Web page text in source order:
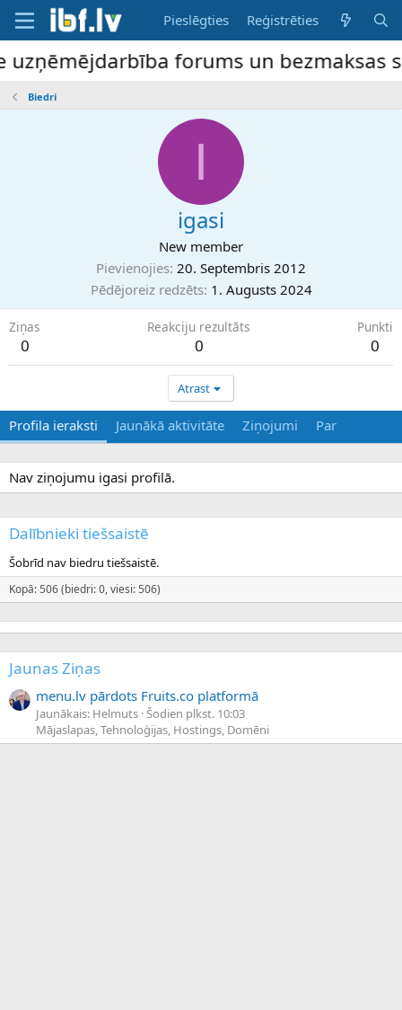
Pieslēgties Reģistrēties
forums un bezmaksas
Biedri
I
igasi
New member
Pievienojies 20. Septembris 2012
Pēdējoreiz redzēts 1. Augusts 2024
Ziņas
0
Reakciju rezultāts
0
Punkti
0
Atrast
Profila ieraksti Jaunākā aktivitāte Ziņojumi Par
Nav ziņojumu igasi profilā.
Dalībnieki tiešsaistē
Šobrīd nav biedru tiešsaistē.
Kopā: 506 (biedri: 0, viesi: 506)
Jaunas Ziņas
menu.lv pārdots Fruits.co platformā
Jaunākais: Helmuts Šodien plkst. 10:03
Mājaslapas, Tehnoloģijas, Hostings, Domēni